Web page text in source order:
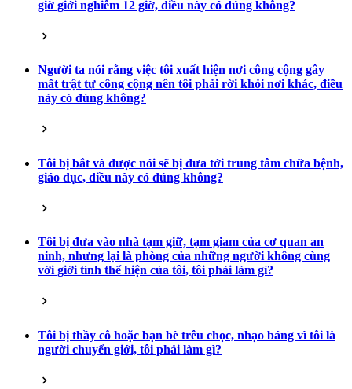
giờ giới nghiêm 12 giờ, điều này có đúng không?
Người ta nói rằng việc tôi xuất hiện nơi công cộng gây
mất trật tự công cộng nên tôi phải rời khỏi nơi khác, điều
này có đúng không?
Tôi bị bắt và được nói sẽ bị đưa tới trung tâm chữa bệnh,
giáo dục, điều này có đúng không?
Tôi bị đưa vào nhà tạm giữ, tạm giam của cơ quan an
ninh, nhưng lại là phòng của những người không cùng
với giới tính thể hiện của tôi, tôi phải làm gì?
Tôi bị thầy cô hoặc bạn bè trêu chọc, nhạo báng vì tôi là
người chuyển giới, tôi phải làm gì?